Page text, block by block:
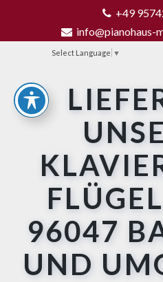
+49
info@pianohaus-
Select Language ▼
96047
UND